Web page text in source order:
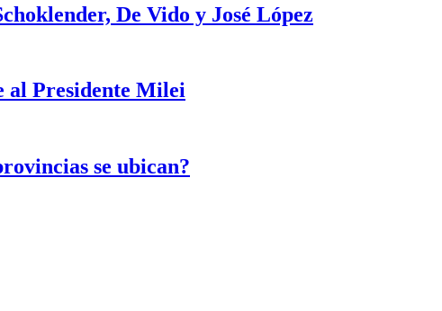
De Vido y José López
al Presidente Milei
se ubican?